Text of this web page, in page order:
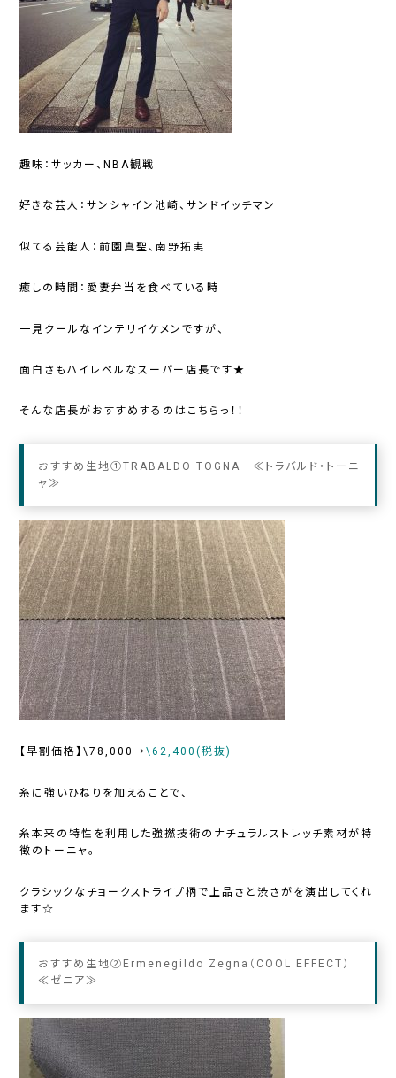
趣味：サッカー、NBA観戦
好きな芸人：サンシャイン池崎、サンドイッチマン
似てる芸能人：前園真聖、南野拓実
癒しの時間：愛妻弁当を食べている時
一見クールなインテリイケメンですが、
面白さもハイレベルなスーパー店長です★
そんな店長がおすすめするのはこちらっ！！
おすすめ生地①TRABALDO TOGNA ≪トラバルド・トーニ
ャ≫
【早割価格】\78,000→\62,400(税抜)
糸に強いひねりを加えることで、
糸本来の特性を利用した強撚技術のナチュラルストレッチ素材が特
徴の トーニャ。
クラシックなチョークストライプ柄で上品さと渋さがを演出してくれ
ます☆
おすすめ生地②Ermenegildo Zegna（COOL EFFECT）
≪ゼニア≫